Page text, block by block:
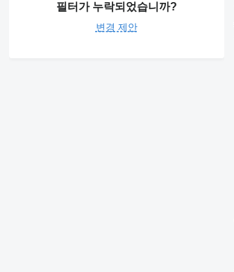
필터가 누락되었습니까?
변경 제안